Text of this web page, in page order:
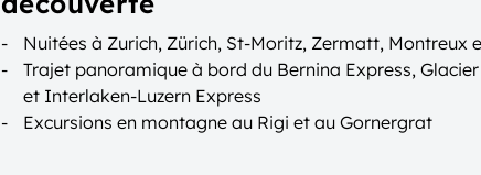
Nuitées à Zurich, Zürich, St-Moritz, Zermatt, Montreux
Trajet panoramique à bord du Bernina Express,
et Interlaken-Luzern Express
Excursions en montagne au Rigi et au Gornergrat